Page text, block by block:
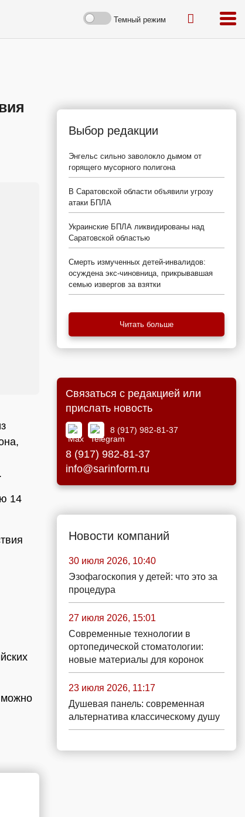
Темный режим
14
можно
Выбор редакции
Энгельс сильно заволокло дымом от
горящего мусорного полигона
В Саратовской области объявили угрозу
атаки БПЛА
Украинские БПЛА ликвидированы над
Саратовской областью
Смерть измученных детей-инвалидов:
осуждена экс-чиновница, прикрывавшая
семью извергов за взятки
Читать больше
Связаться с редакцией или
прислать новость
8 (917) 982-81-37
8 (917) 982-81-37
info@sarinform.ru
Новости компаний
30 июля 2026, 10:40
Эзофагоскопия у детей: что это за
процедура
27 июля 2026, 15:01
Современные технологии в
ортопедической стоматологии:
новые материалы для коронок
23 июля 2026, 11:17
Душевая панель: современная
альтернатива классическому душу